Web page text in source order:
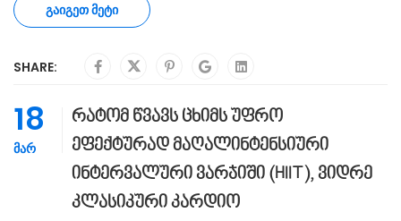
ᲒᲐᲘᲒᲔᲗ ᲛᲔᲢᲘ
SHARE:
18
ᲛᲐᲠ
რატომ წვავს ცხიმს უფრო
ეფექტურად მაღალინტენსიური
ინტერვალური ვარჯიში (HIIT), ვიდრე
კლასიკური კარდიო